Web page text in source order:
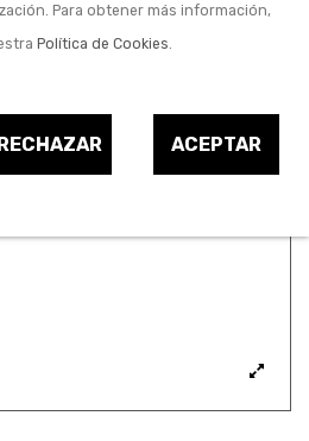
Para obtener más información,
Política de Cookies.
ACEPTAR